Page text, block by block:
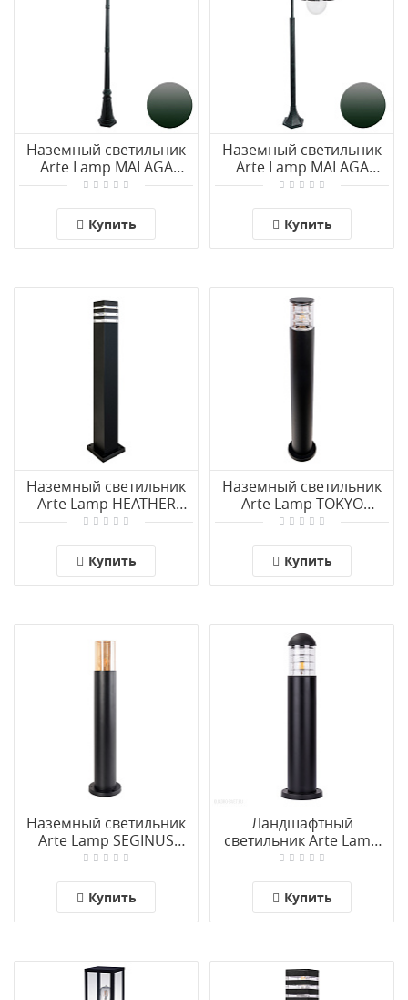
Наземный светильник
Arte Lamp MALAGA
A1086PA-2BGB
Купить
Наземный светильник
Arte Lamp MALAGA
A1086PA-1BGB
Купить
Наземный светильник
Arte Lamp HEATHER
A4418PA-1BK
Купить
Наземный светильник
Arte Lamp TOKYO
A5318PA-1BK
Купить
Наземный светильник
Arte Lamp SEGINUS
A6515PA-1BK
Купить
Ландшафтный
светильник Arte Lamp
COPPIA A5217PA-1BK
Купить